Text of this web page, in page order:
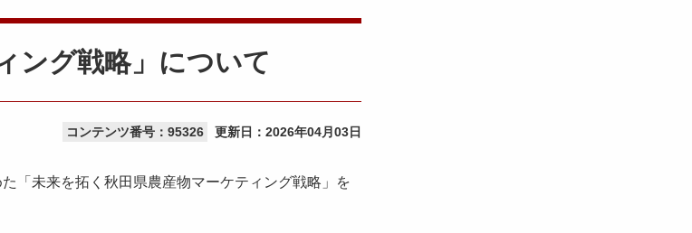
ング戦略」について
コンテンツ番号：95326 更新日： 2026年04月03日
「未来を拓く秋田県農産物マーケティング戦略」を